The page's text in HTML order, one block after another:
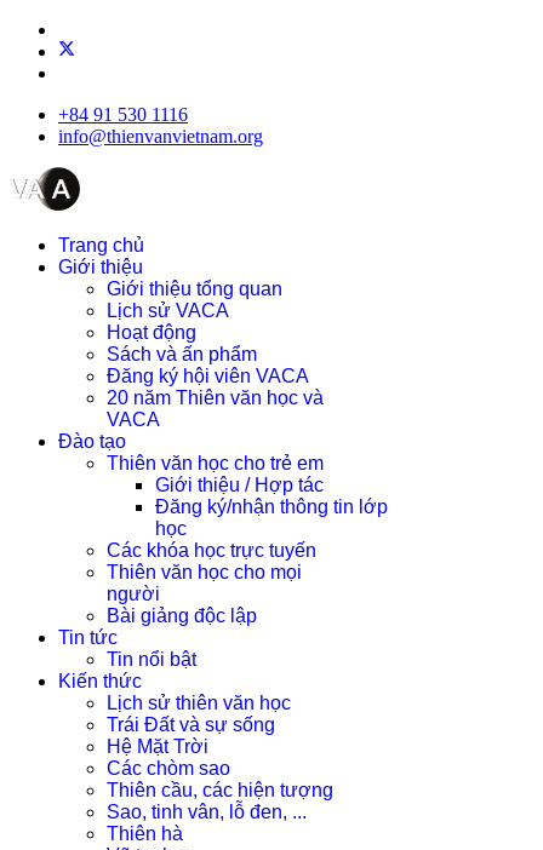
+84 91 530 1116
info@thienvanvietnam.org
Trang chủ
Giới thiệu
Giới thiệu tổng quan
Lịch sử VACA
Hoạt động
Sách và ấn phẩm
Đăng ký hội viên VACA
20 năm Thiên văn học và
VACA
Đào tạo
Thiên văn học cho trẻ em
Giới thiệu / Hợp tác
Đăng ký/nhận thông tin lớp
học
Các khóa học trực tuyến
Thiên văn học cho mọi
người
Bài giảng độc lập
Tin tức
Tin nổi bật
Kiến thức
Lịch sử thiên văn học
Trái Đất và sự sống
Hệ Mặt Trời
Các chòm sao
Thiên cầu, các hiện tượng
Sao, tinh vân, lỗ đen, ...
Thiên hà